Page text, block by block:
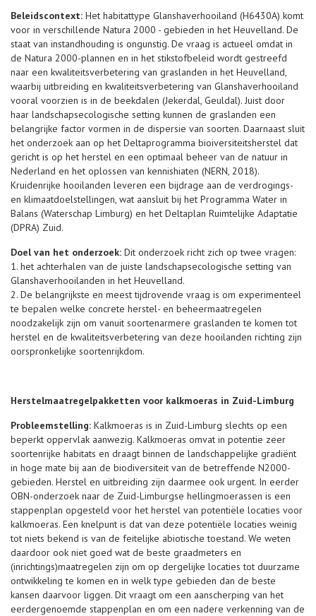
Beleidscontext: Het habitattype Glanshaverhooiland (H6430A) komt
voor in verschillende Natura 2000 - gebieden in het Heuvelland. De
staat van instandhouding is ongunstig. De vraag is actueel omdat in
de Natura 2000-plannen en in het stikstofbeleid wordt gestreefd
naar een kwaliteitsverbetering van graslanden in het Heuvelland,
waarbij uitbreiding en kwaliteitsverbetering van Glanshaverhooiland
vooral voorzien is in de beekdalen (Jekerdal, Geuldal). Juist door
haar landschapsecologische setting kunnen de graslanden een
belangrijke factor vormen in de dispersie van soorten. Daarnaast sluit
het onderzoek aan op het Deltaprogramma bioiversiteitsherstel dat
gericht is op het herstel en een optimaal beheer van de natuur in
Nederland en het oplossen van kennishiaten (NERN, 2018).
Kruidenrijke hooilanden leveren een bijdrage aan de verdrogings-
en klimaatdoelstellingen, wat aansluit bij het Programma Water in
Balans (Waterschap Limburg) en het Deltaplan Ruimtelijke Adaptatie
(DPRA) Zuid.
Doel van het onderzoek: Dit onderzoek richt zich op twee vragen:
1. het achterhalen van de juiste landschapsecologische setting van
Glanshaverhooilanden in het Heuvelland.
2. De belangrijkste en meest tijdrovende vraag is om experimenteel
te bepalen welke concrete herstel- en beheermaatregelen
noodzakelijk zijn om vanuit soortenarmere graslanden te komen tot
herstel en de kwaliteitsverbetering van deze hooilanden richting zijn
oorspronkelijke soortenrijkdom.
Herstelmaatregelpakketten voor kalkmoeras in Zuid-Limburg
Probleemstelling: Kalkmoeras is in Zuid-Limburg slechts op een
beperkt oppervlak aanwezig. Kalkmoeras omvat in potentie zeer
soortenrijke habitats en draagt binnen de landschappelijke gradiënt
in hoge mate bij aan de biodiversiteit van de betreffende N2000-
gebieden. Herstel en uitbreiding zijn daarmee ook urgent. In eerder
OBN-onderzoek naar de Zuid-Limburgse hellingmoerassen is een
stappenplan opgesteld voor het herstel van potentiële locaties voor
kalkmoeras. Een knelpunt is dat van deze potentiële locaties weinig
tot niets bekend is van de feitelijke abiotische toestand. We weten
daardoor ook niet goed wat de beste graadmeters en
(inrichtings)maatregelen zijn om op dergelijke locaties tot duurzame
ontwikkeling te komen en in welk type gebieden dan de beste
kansen daarvoor liggen. Dit vraagt om een aanscherping van het
eerdergenoemde stappenplan en om een nadere verkenning van de